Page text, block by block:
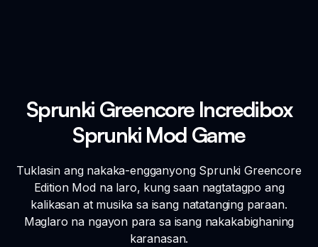
Sprunki Greencore Incredibox
Sprunki Mod Game
Tuklasin ang nakaka-engganyong Sprunki Greencore
Edition Mod na laro, kung saan nagtatagpo ang
kalikasan at musika sa isang natatanging paraan.
Maglaro na ngayon para sa isang nakakabighaning
karanasan.